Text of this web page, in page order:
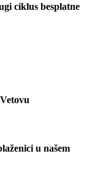
ciklus besplatne
u našem